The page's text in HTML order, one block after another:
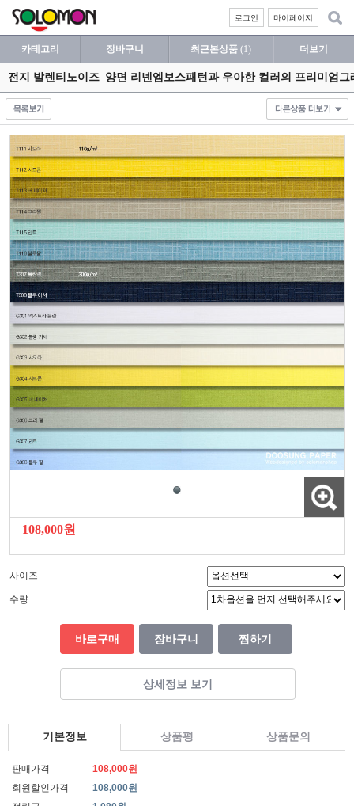
마이페이지
로그인
카테고리 장바구니 최근본상품 (1) 더보기
전지 발렌티노이즈_양면 리넨엠보스패턴과 우아한 컬러의 프리미엄그
108,000원
사이즈
수량
바로구매 장바구니 찜하기
상세정보 보기
기본정보 상품평 상품문의
판매가격
108,000원
회원할인가격
108,000원